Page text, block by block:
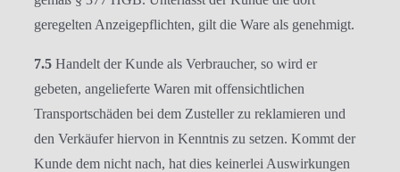
geregelten Anzeigepflichten, gilt die Ware als genehmigt.
7.5 Handelt der Kunde als Verbraucher, so wird er
gebeten, angelieferte Waren mit offensichtlichen
Transportschäden bei dem Zusteller zu reklamieren und
den Verkäufer hiervon in Kenntnis zu setzen. Kommt der
Kunde dem nicht nach, hat dies keinerlei Auswirkungen